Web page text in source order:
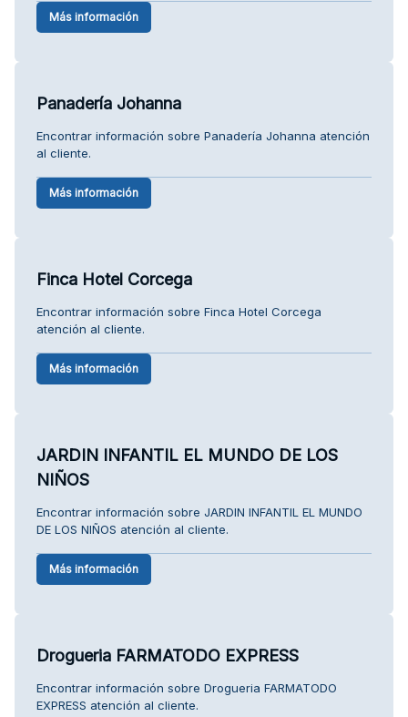
Más información
Panadería Johanna
Encontrar información sobre Panadería Johanna atención
al cliente.
Más información
Finca Hotel Corcega
Encontrar información sobre Finca Hotel Corcega
atención al cliente.
Más información
JARDIN INFANTIL EL MUNDO DE LOS
NIÑOS
Encontrar información sobre JARDIN INFANTIL EL MUNDO
DE LOS NIÑOS atención al cliente.
Más información
Drogueria FARMATODO EXPRESS
Encontrar información sobre Drogueria FARMATODO
EXPRESS atención al cliente.